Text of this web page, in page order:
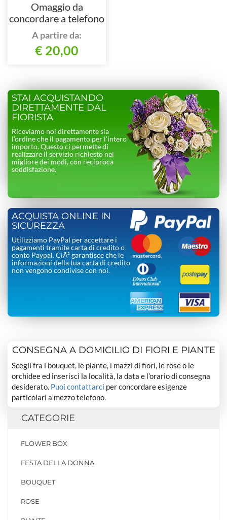
Omaggio da
concordare a telefono
al nostro numero
A partire da:
€ 20,00
STAI ACQUISTANDO
DIRETTAMENTE DAL
FIORISTA
Riceviamo noi direttamente sia
l’ordine che il pagamento per l’intero
importo. Questo ci permette di
realizzare il servizio richiesto nel
migliore dei modi, con reciproca
soddisfazione.
ACQUISTA ONLINE IN
SICUREZZA
Utilizziamo PayPal per accettare i
pagamenti tramite carta di credito o
conto Paypal. CiÃ² garantisce che le
informazioni della tua carta di credito
non vengono condivise con noi.
CONSEGNA A DOMICILIO DI FIORI E PIANTE
Scegli fra i bouquet, le piante, i mazzi di fiori, le rose o le
orchidee ed inserisci la località, la data e l’orario di consegna
desiderato. Puoi contattarci per concordare esigenze
particolari a mezzo telefono.
CATEGORIE
FLOWER BOX
FESTA DELLA DONNA
BOUQUET
ROSE